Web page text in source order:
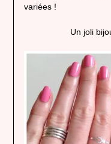
variées !
Un joli